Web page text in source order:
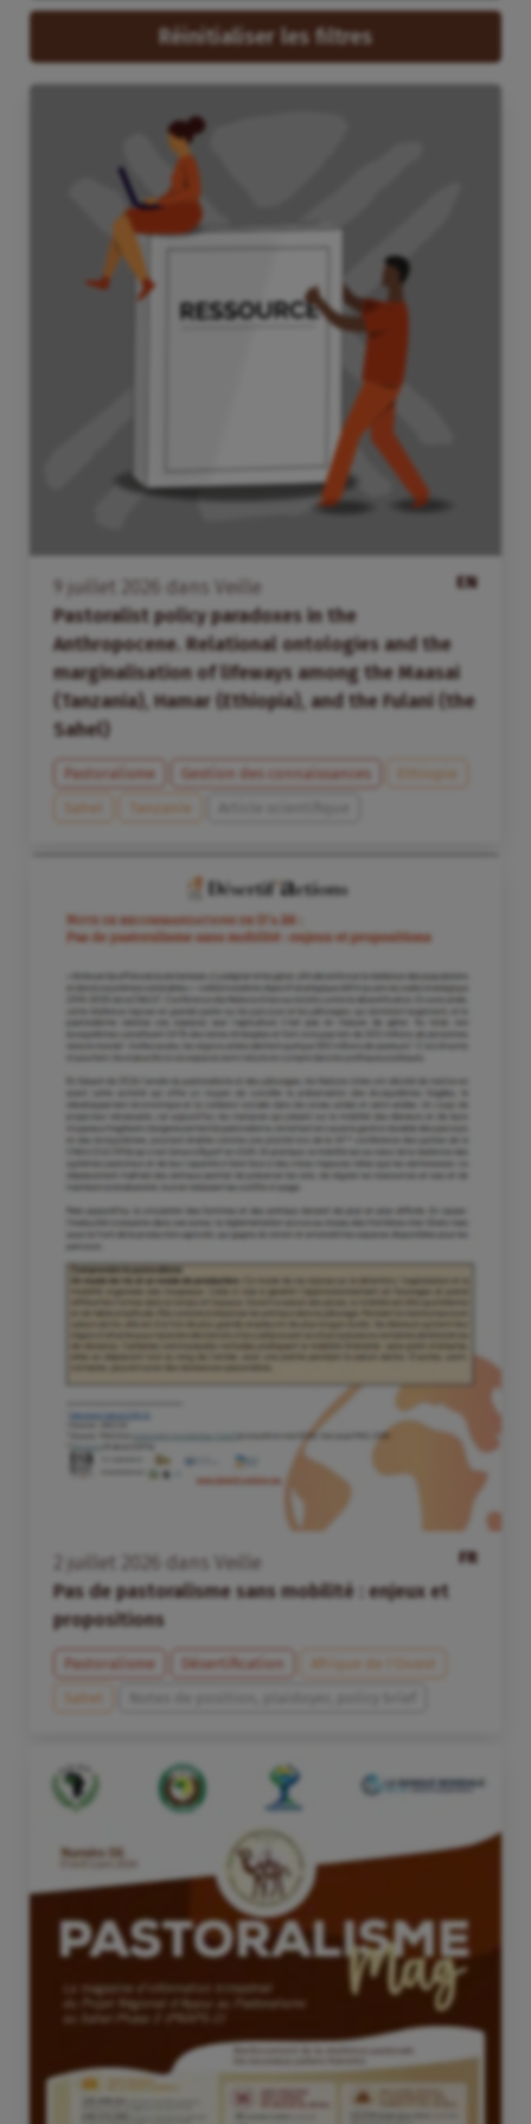
Réinitialiser les filtres
EN
juillet dans
Veille
Pastoralist policy paradoxes in the
Anthropocene. Relational ontologies and the
marginalisation of lifeways among the Maasai
(Tanzania), Hamar (Ethiopia), and the Fulani (the
Sahel)
Pastoralisme Gestion des connaissances
Ethiopie
Sahel
Tanzanie
FR
juillet dans
Veille
Pas de pastoralisme sans mobilité : enjeux et
propositions
Pastoralisme Désertification
Afrique de l’Ouest
Sahel